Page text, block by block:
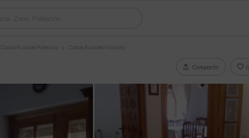
Casas Rurales Palencia Casas Rurales Fromista
Compartir